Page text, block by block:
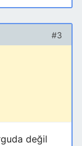
#3
değil